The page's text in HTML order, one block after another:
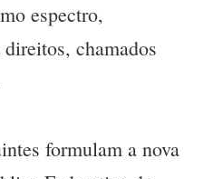
espectro,
chamados
formulam a nova